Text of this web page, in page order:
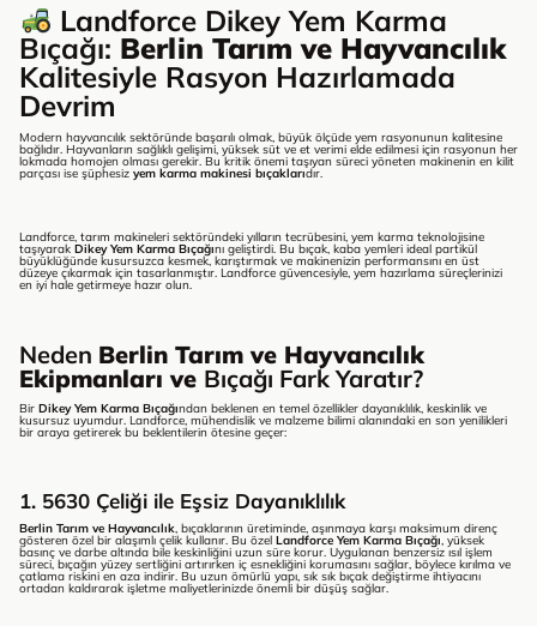
Landforce Dikey Yem Karma
Bıçağı: Berlin Tarım ve Hayvancılık
Kalitesiyle Rasyon Hazırlamada
Devrim
Modern hayvancılık sektöründe başarılı olmak, büyük ölçüde yem rasyonunun kalitesine
bağlıdır. Hayvanların sağlıklı gelişimi, yüksek süt ve et verimi elde edilmesi için rasyonun her
lokmada homojen olması gerekir. Bu kritik önemi taşıyan süreci yöneten makinenin en kilit
parçası ise şüphesiz yem karma makinesi bıçaklarıdır.
Landforce, tarım makineleri sektöründeki yılların tecrübesini, yem karma teknolojisine
taşıyarak Dikey Yem Karma Bıçağını geliştirdi. Bu bıçak, kaba yemleri ideal partikül
büyüklüğünde kusursuzca kesmek, karıştırmak ve makinenizin performansını en üst
düzeye çıkarmak için tasarlanmıştır. Landforce güvencesiyle, yem hazırlama süreçlerinizi
en iyi hale getirmeye hazır olun.
Neden Berlin Tarım ve Hayvancılık
Ekipmanları ve Bıçağı Fark Yaratır?
Bir Dikey Yem Karma Bıçağından beklenen en temel özellikler dayanıklılık, keskinlik ve
kusursuz uyumdur. Landforce, mühendislik ve malzeme bilimi alanındaki en son yenilikleri
bir araya getirerek bu beklentilerin ötesine geçer:
1. 5630 Çeliği ile Eşsiz Dayanıklılık
Berlin Tarım ve Hayvancılık, bıçaklarının üretiminde, aşınmaya karşı maksimum direnç
gösteren özel bir alaşımlı çelik kullanır. Bu özel Landforce Yem Karma Bıçağı, yüksek
basınç ve darbe altında bile keskinliğini uzun süre korur. Uygulanan benzersiz ısıl işlem
süreci, bıçağın yüzey sertliğini artırırken iç esnekliğini korumasını sağlar, böylece kırılma ve
çatlama riskini en aza indirir. Bu uzun ömürlü yapı, sık sık bıçak değiştirme ihtiyacını
ortadan kaldırarak işletme maliyetlerinizde önemli bir düşüş sağlar.